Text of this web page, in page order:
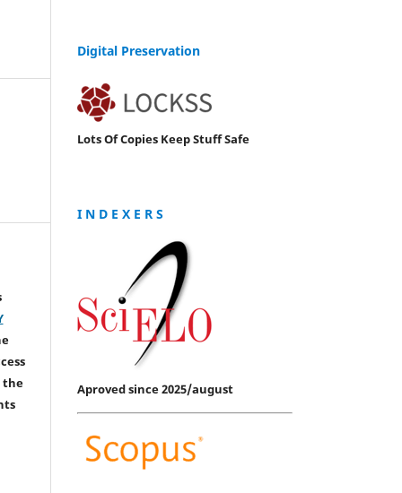
the
Digital Preservation
Lots Of Copies Keep Stuff Safe
I N D E X E R S
Aproved since 2025/august